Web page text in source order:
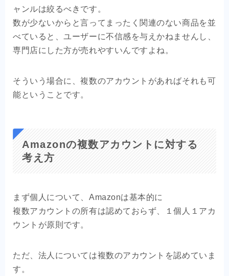
ャンルは絞るべきです。
数が少ないからと言ってまったく関連のない商品を並
べていると、ユーザーに不信感を与えかねませんし、
専門店にした方が売れやすいんですよね。
そういう場合に、複数のアカウントがあればそれも可
能ということです。
Amazonの複数アカウントに対する
考え方
まず個人について、Amazonは基本的に
複数アカウントの所有は認めておらず、１個人１アカ
ウントが原則です。
ただ、法人については複数のアカウントを認めていま
す。